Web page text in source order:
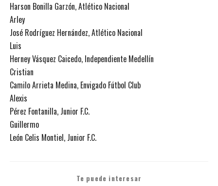
Harson Bonilla Garzón, Atlético Nacional
Arley
José Rodríguez Hernández, Atlético Nacional
Luis
Herney Vásquez Caicedo, Independiente Medellín
Cristian
Camilo Arrieta Medina, Envigado Fútbol Club
Alexis
Pérez Fontanilla, Junior F.C.
Guillermo
León Celis Montiel, Junior F.C.
Te puede interesar